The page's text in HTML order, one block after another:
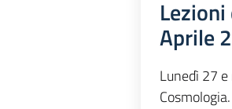
Aprile
Lunedì 27